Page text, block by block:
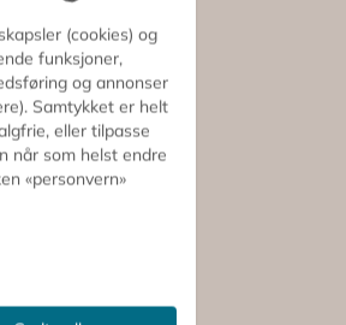
(cookies) og
funksjoner,
og annonser
Samtykket er helt
eller tilpasse
når som helst endre
«personvern»